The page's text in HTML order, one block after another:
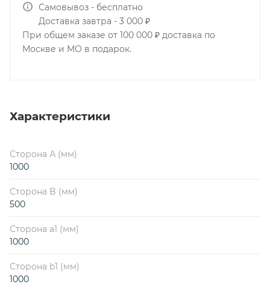
Самовывоз - бесплатно
Доставка завтра - 3 000 ₽
При общем заказе от 100 000 ₽ доставка по
Москве и МО в подарок.
Характеристики
Сторона А (мм)
1000
Сторона B (мм)
500
Сторона a1 (мм)
1000
Сторона b1 (мм)
1000